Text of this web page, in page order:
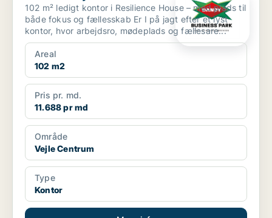
102 m² ledigt kontor i Resilience House – med plads til
både fokus og fællesskab Er I på jagt efter et lyst
kontor, hvor arbejdsro, mødeplads og fællesare...
Areal
102 m2
Pris pr. md.
11.688 pr md
Område
Vejle Centrum
Type
Kontor